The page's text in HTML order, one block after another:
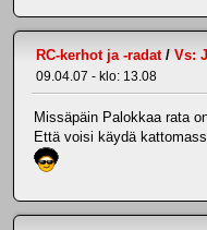
RC-kerhot ja -radat/ Vs:
09.04.07 - klo: 13.08
Missäpäin Palokkaa rata
Että voisi käydä